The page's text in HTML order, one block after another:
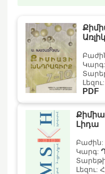
PDF
Քիմիա
Լիդա
Բաժին:
Կարգ:
Լեզու: